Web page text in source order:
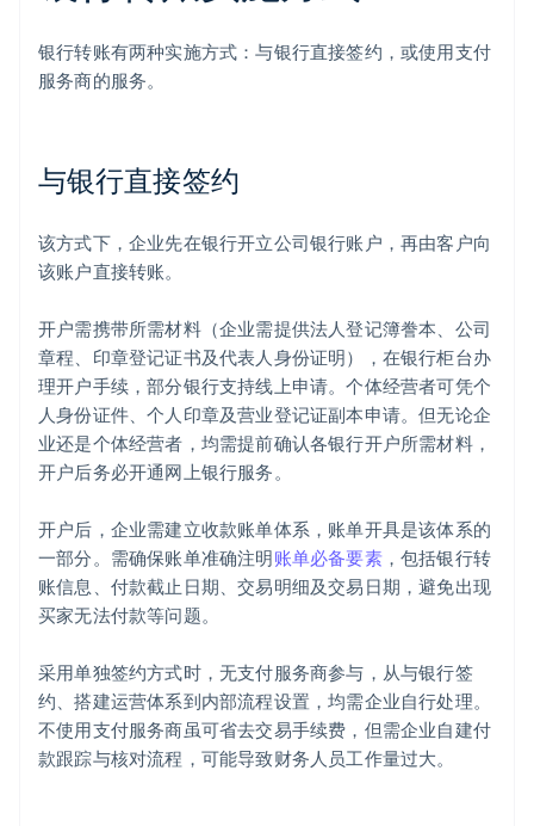
银行转账有两种实施方式：与银行直接签约，或使用支付
服务商的服务。
与银行直接签约
该方式下，企业先在银行开立公司银行账户，再由客户向
该账户直接转账。
开户需携带所需材料（企业需提供法人登记簿誊本、公司
章程、印章登记证书及代表人身份证明），在银行柜台办
理开户手续，部分银行支持线上申请。个体经营者可凭个
人身份证件、个人印章及营业登记证副本申请。但无论企
业还是个体经营者，均需提前确认各银行开户所需材料，
开户后务必开通网上银行服务。
开户后，企业需建立收款账单体系，账单开具是该体系的
一部分。需确保账单准确注明账单必备要素，包括银行转
账信息、付款截止日期、交易明细及交易日期，避免出现
买家无法付款等问题。
采用单独签约方式时，无支付服务商参与，从与银行签
约、搭建运营体系到内部流程设置，均需企业自行处理。
不使用支付服务商虽可省去交易手续费，但需企业自建付
款跟踪与核对流程，可能导致财务人员工作量过大。